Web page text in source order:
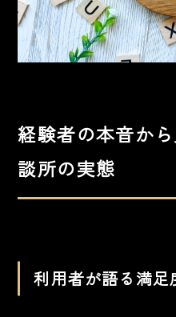
経験者の本音か
談所の実態
利用者が語る満足